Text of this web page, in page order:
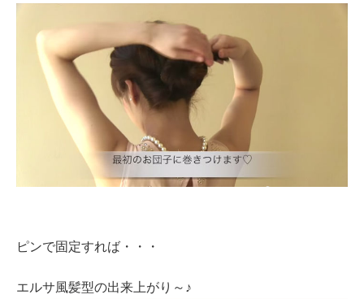
ピンで固定すれば・・・
エルサ風髪型の出来上がり～♪